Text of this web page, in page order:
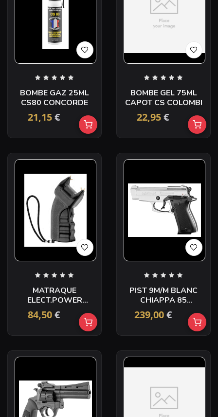
BOMBE GAZ 25ML
CS80 CONCORDE
21,15€
BOMBE GEL 75ML
CAPOT CS COLOMBI
22,95€
MATRAQUE
ELECT.POWER
200000V
84,50€
PIST 9M/M BLANC
CHIAPPA 85
CHROME
239,00€